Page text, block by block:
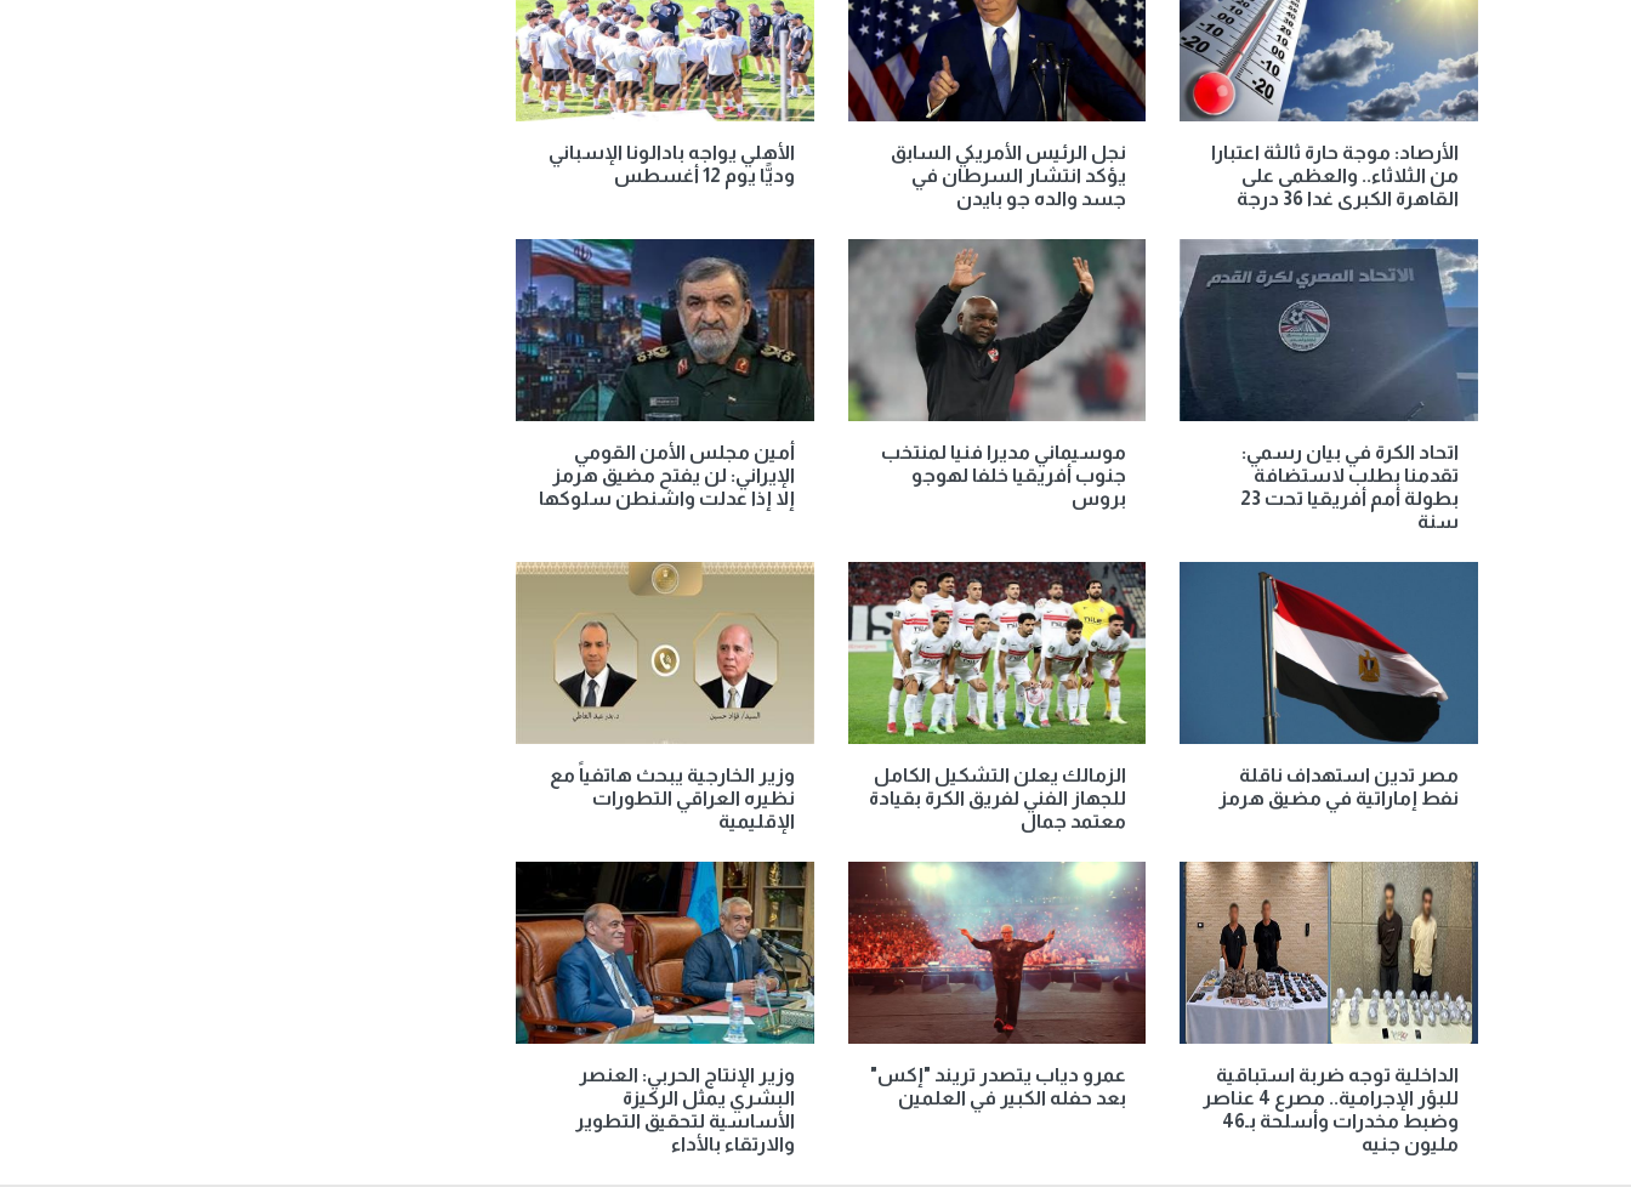
الأرصاد: موجة حارة ثالثة اعتبارا
من الثلاثاء.. والعظمى على
القاهرة الكبرى غدا 36 درجة
نجل الرئيس الأمريكي السابق
يؤكد انتشار السرطان في
جسد والده جو بايدن
الأهلي يواجه بادالونا الإسباني
وديًّا يوم 12 أغسطس
اتحاد الكرة في بيان رسمي:
تقدمنا بطلب لاستضافة
بطولة أمم أفريقيا تحت 23
سنة
موسيماني مديرا فنيا لمنتخب
جنوب أفريقيا خلفا لهوجو
بروس
أمين مجلس الأمن القومي
الإيراني: لن يفتح مضيق هرمز
إلا إذا عدلت واشنطن سلوكها
مصر تدين استهداف ناقلة
نفط إماراتية في مضيق هرمز
الزمالك يعلن التشكيل الكامل
للجهاز الفني لفريق الكرة بقيادة
معتمد جمال
وزير الخارجية يبحث هاتفياً مع
نظيره العراقي التطورات
الإقليمية
الداخلية توجه ضربة استباقية
للبؤر الإجرامية.. مصرع 4 عناصر
وضبط مخدرات وأسلحة بـ46
مليون جنيه
عمرو دياب يتصدر تريند "إكس"
بعد حفله الكبير في العلمين
وزير الإنتاج الحربي: العنصر
البشري يمثل الركيزة
الأساسية لتحقيق التطوير
والارتقاء بالأداء